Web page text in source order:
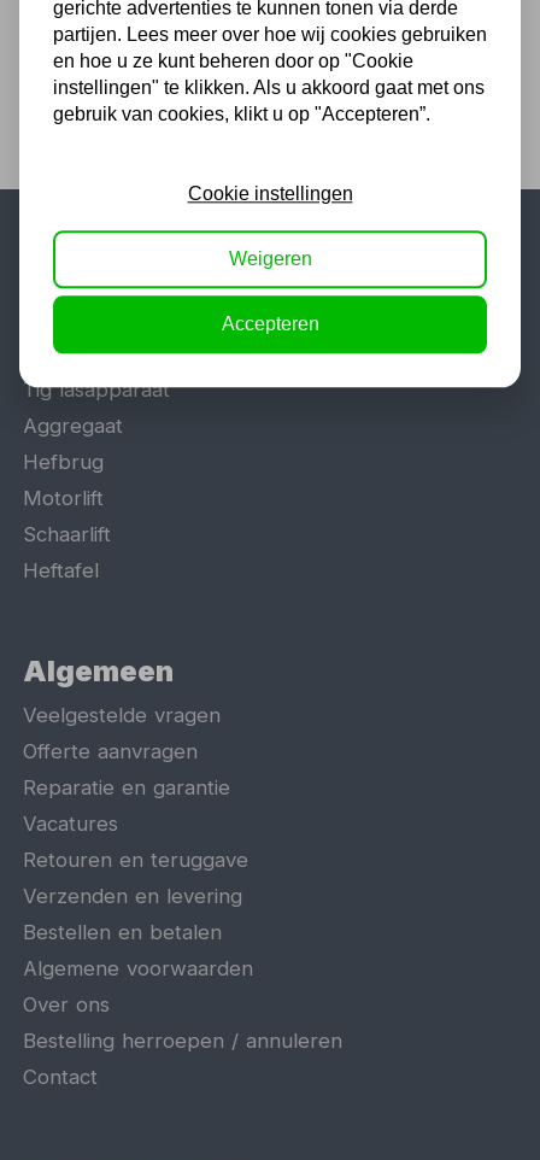
242,00 excl. BTW
Populaire categorieën
Lasapparaat
Tig lasapparaat
Aggregaat
Hefbrug
Motorlift
Schaarlift
Heftafel
Algemeen
Veelgestelde vragen
Offerte aanvragen
Reparatie en garantie
Vacatures
Retouren en teruggave
Verzenden en levering
Bestellen en betalen
Algemene voorwaarden
Over ons
Bestelling herroepen / annuleren
Contact
gerichte advertenties te kunnen tonen via derde
partijen. Lees meer over hoe wij cookies gebruiken
en hoe u ze kunt beheren door op "Cookie
instellingen" te klikken. Als u akkoord gaat met ons
gebruik van cookies, klikt u op "Accepteren”.
Cookie instellingen
Weigeren
Accepteren